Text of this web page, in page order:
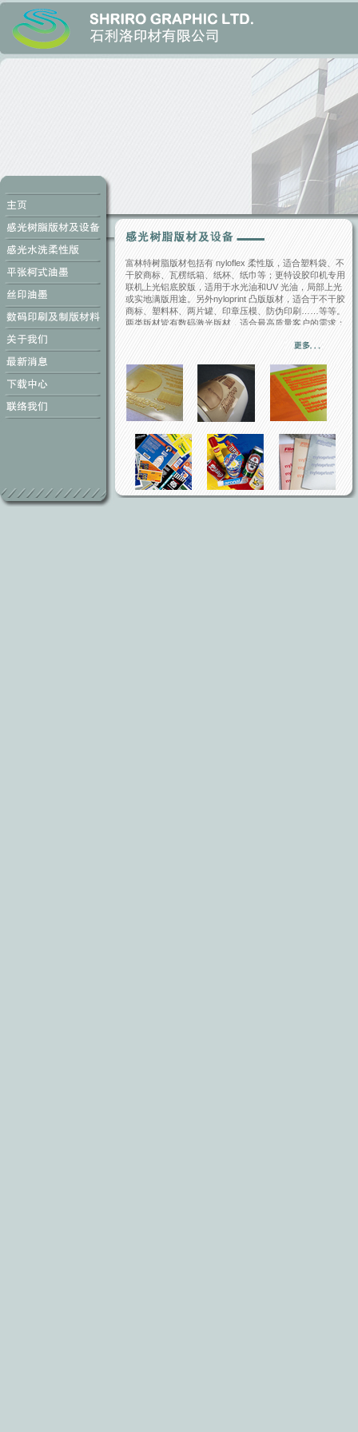
富林特树脂版材包括有 nyloflex 柔性版，适合塑料袋、不
干胶商标、瓦楞纸箱、纸杯、纸巾等；更特设胶印机专用
联机上光铝底胶版，适用于水光油和UV 光油，局部上光
或实地满版用途。另外nyloprint 凸版版材，适合于不干胶
商标、塑料杯、两片罐、印章压模、防伪印刷……等等。
两类版材皆有数码激光版材，适合最高质量客户的需求；